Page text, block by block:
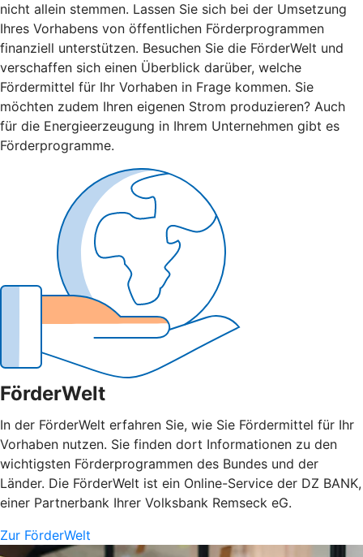
nicht allein stemmen. Lassen Sie sich bei der Umsetzung
Ihres Vorhabens von öffentlichen Förderprogrammen
finanziell unterstützen. Besuchen Sie die FörderWelt und
verschaffen sich einen Überblick darüber, welche
Fördermittel für Ihr Vorhaben in Frage kommen. Sie
möchten zudem Ihren eigenen Strom produzieren? Auch
für die Energieerzeugung in Ihrem Unternehmen gibt es
Förderprogramme.
FörderWelt
In der FörderWelt erfahren Sie, wie Sie Fördermittel für Ihr
Vorhaben nutzen. Sie finden dort Informationen zu den
wichtigsten Förderprogrammen des Bundes und der
Länder. Die FörderWelt ist ein Online-Service der DZ BANK,
einer Partnerbank Ihrer Volksbank Remseck eG.
Zur FörderWelt